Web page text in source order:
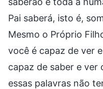
Pai saberá, isto é,
Mesmo o Próprio
você é capaz de ver
capaz de saber e ver
essas palavras não